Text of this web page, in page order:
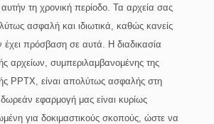
τη χρονική περίοδο. Τα αρχεία σας
ασφαλή και ιδιωτικά, καθώς κανείς
έχει πρόσβαση σε αυτά. Η διαδικασία
αρχείων, συμπεριλαμβανομένης της
PPTX, είναι απολύτως ασφαλής στη
εφαρμογή μας είναι κυρίως
για δοκιμαστικούς σκοπούς, ώστε να